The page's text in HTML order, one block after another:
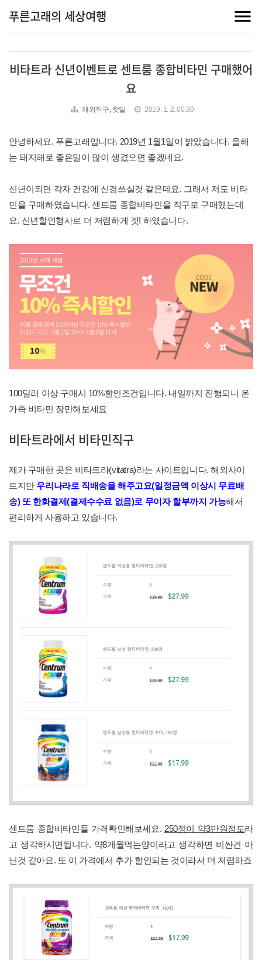
푸른고래의 세상여행
비타트라 신년이벤트로 센트룸 종합비타민 구매했어
요
해외직구, 핫딜 2019. 1. 2. 00:30
안녕하세요. 푸른고래입니다. 2019년 1월1일이 밝았습니다. 올해
는 돼지해로 좋은일이 많이 생겼으면 좋겠네요.
신년이되면 각자 건강에 신경쓰실것 같은데요. 그래서 저도 비타
민을 구매하였습니다. 센트룸 종합비타민을 직구로 구매했는데
요. 신년할인행사로 더 저렴하게 겟! 하였습니다.
100달러 이상 구매시 10%할인조건입니다. 내일까지 진행되니 온
가족 비타민 장만해보세요
비타트라에서 비타민직구
제가 구매한 곳은 비타트라(vitatra)라는 사이트입니다. 해외사이
트지만 우리나라로 직배송을 해주고요(일정금액 이상시 무료배
송) 또 한화결제(결제수수료 없음)로 무이자 할부까지 가능해서
편리하게 사용하고 있습니다.
센트룸 종합비타민들 가격확인해보세요. 250정이 약3만원정도라
고 생각하시면됩니다. 약8개월먹는양이라고 생각하면 비싼건 아
닌것 같아요. 또 이 가격에서 추가 할인되는 것이라서 더 저렴하죠